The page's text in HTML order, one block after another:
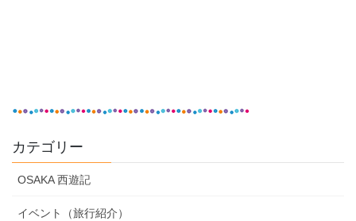
カテゴリー
OSAKA 西遊記
イベント（旅行紹介）